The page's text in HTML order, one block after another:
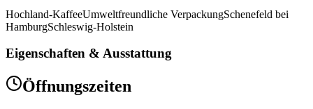
Hochland-KaffeeUmweltfreundliche VerpackungSchenefeld bei
HamburgSchleswig-Holstein
Eigenschaften & Ausstattung
Öffnungszeiten